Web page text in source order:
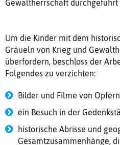
Gewaltherrschaft durchgeführt
Um die Kinder mit dem
Gräueln von Krieg und
überfordern, beschloss der
Folgendes zu verzichten:
Bilder und Filme von
ein Besuch in der
historische Abrisse und
Gesamtzusammenhänge,